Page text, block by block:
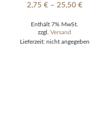
2,75 € – 25,50 €
Enthält 7% MwSt.
zzgl. Versand
Lieferzeit: nicht angegeben